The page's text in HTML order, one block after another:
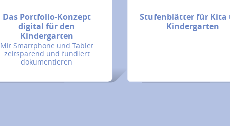
Das Portfolio-Konzept
digital für den
Kindergarten
Mit Smartphone und Tablet
zeitsparend und fundiert
dokumentieren
Stufenblätter für Kita
Kindergarten